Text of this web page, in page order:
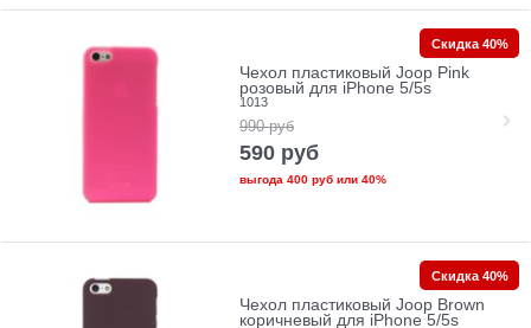
Чехол пластиковый Joop Pink
розовый для iPhone 5/5s
1013
990 руб
590 руб
выгода 400 рубили 40%
Скидка 40%
Чехол пластиковый Joop Brown
коричневый для iPhone 5/5s
Скидка 40%